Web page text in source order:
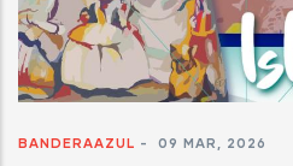
BANDERAAZUL - 09 MAR, 2026